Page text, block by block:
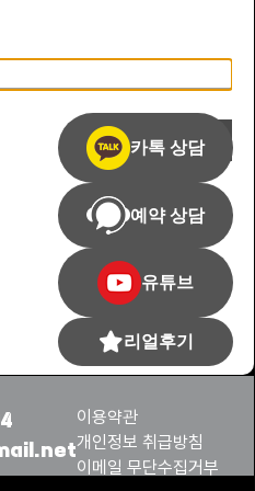
비밀번호 확인
이용약관
개인정보 취급방침
이메일 무단수집거부
카톡 상담
예약 상담
유튜브
리얼후기